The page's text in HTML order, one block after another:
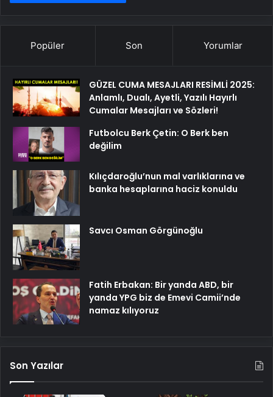
Popüler Son Yorumlar
GÜZEL CUMA MESAJLARI RESİMLİ 2025:
Anlamlı, Dualı, Ayetli, Yazılı Hayırlı
Cumalar Mesajları ve Sözleri!
Futbolcu Berk Çetin: O Berk ben
değilim
Kılıçdaroğlu’nun mal varlıklarına ve
banka hesaplarına haciz konuldu
Savcı Osman Görgünoğlu
Fatih Erbakan: Bir yanda ABD, bir
yanda YPG biz de Emevi Camii’nde
namaz kılıyoruz
Son Yazılar